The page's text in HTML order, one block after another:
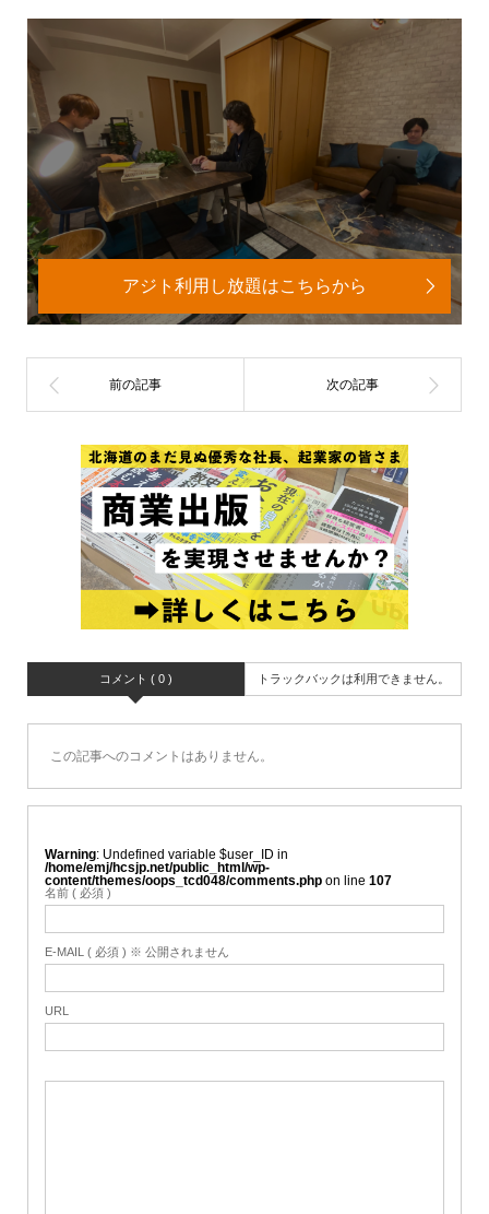
アジト利用し放題はこちらから
コメント ( 0 ) トラックバックは利用できません。
この記事へのコメントはありません。
Warning : Undefined variable $user_ID in
/home/emj/hcsjp.net/public_html/wp-
content/themes/oops_tcd048/comments.phpon line 107
名前 ( 必須 )
E-MAIL ( 必須 ) ※ 公開されません
URL